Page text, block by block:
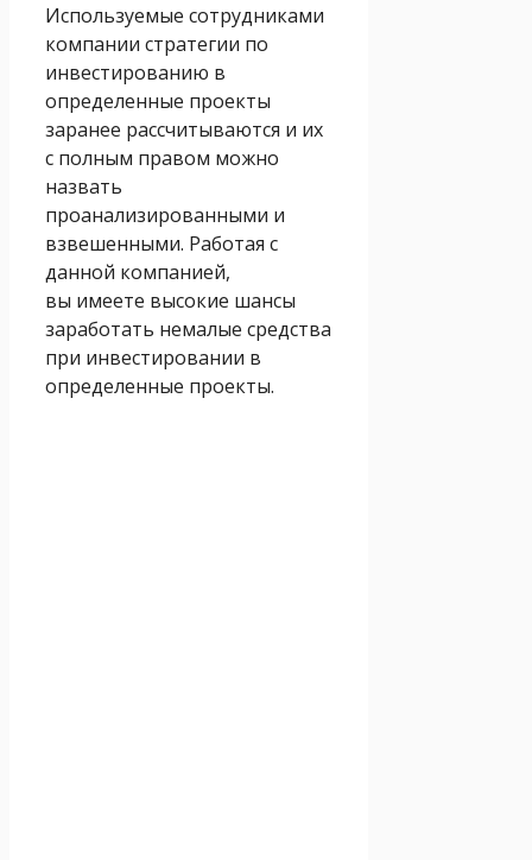
Используемые сотрудниками
компании стратегии по
инвестированию в
определенные проекты
заранее рассчитываются и их
с полным правом можно
назвать
проанализированными и
взвешенными. Работая с
данной компанией,
вы имеете высокие шансы
заработать немалые средства
при инвестировании в
определенные проекты.